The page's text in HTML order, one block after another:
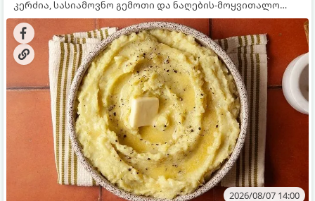
კერძია, სასიამოვნო გემოთი და ნაღების-მოყვითალო
ფერით. მისი მომზადება ძალიან მარტივია, მაგრამ
არსებობს რამდენიმე საიდუმლო, რომლებიც უნდა
იცოდეთ, რომ პიურე იდეალურად გემრიელი გამოვიდეს.
2026/08/07 14:00